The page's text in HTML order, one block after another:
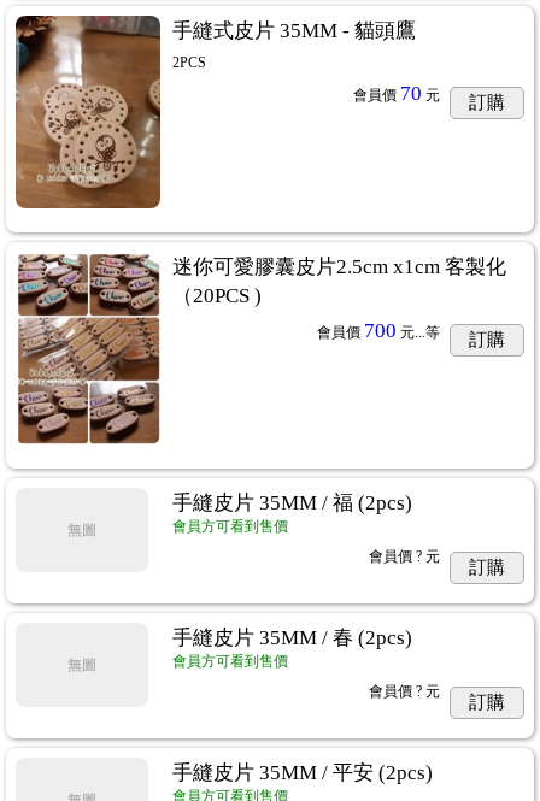
手縫式皮片 35MM - 貓頭鷹
2PCS
會員價 70 元 訂購
迷你可愛膠囊皮片2.5cm x1cm 客製化
（20PCS )
會員價 700 元... 等 訂購
無圖
手縫皮片 35MM / 福 (2pcs)
會員方可看到售價
會員價 ? 元
訂購
無圖
手縫皮片 35MM / 春 (2pcs)
會員方可看到售價
會員價 ? 元
訂購
手縫皮片 35MM / 平安 (2pcs)
會員方可看到售價